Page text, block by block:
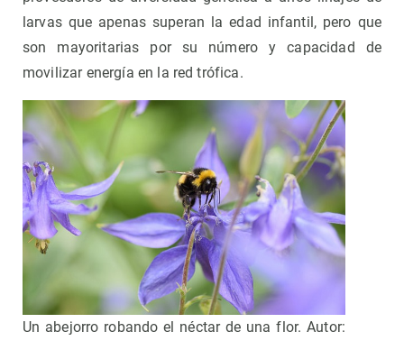
larvas que apenas superan la edad infantil, pero que
son mayoritarias por su número y capacidad de
movilizar energía en la red trófica.
Un abejorro robando el néctar de una flor. Autor: